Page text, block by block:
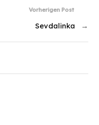
Vorherigen Post
Sevdalinka →